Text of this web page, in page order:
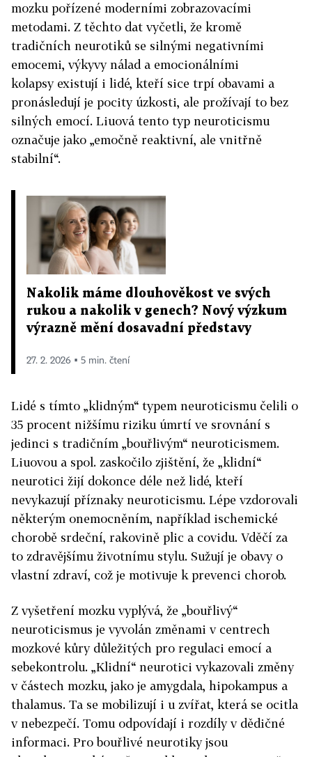
mozku pořízené moderními zobrazovacími
metodami. Z těchto dat vyčetli, že kromě
tradičních neurotiků se silnými negativními
emocemi, výkyvy nálad a emocionálními
kolapsy existují i lidé, kteří sice trpí obavami a
pronásledují je pocity úzkosti, ale prožívají to bez
silných emocí. Liuová tento typ neuroticismu
označuje jako „emočně reaktivní, ale vnitřně
stabilní“.
Nakolik máme dlouhověkost ve svých
rukou a nakolik v genech? Nový výzkum
výrazně mění dosavadní představy
27. 2. 2026 ▪ 5 min. čtení
Lidé s tímto „klidným“ typem neuroticismu čelili o
35 procent nižšímu riziku úmrtí ve srovnání s
jedinci s tradičním „bouřlivým“ neuroticismem.
Liuovou a spol. zaskočilo zjištění, že „klidní“
neurotici žijí dokonce déle než lidé, kteří
nevykazují příznaky neuroticismu. Lépe vzdorovali
některým onemocněním, například ischemické
chorobě srdeční, rakovině plic a covidu. Vděčí za
to zdravějšímu životnímu stylu. Sužují je obavy o
vlastní zdraví, což je motivuje k prevenci chorob.
Z vyšetření mozku vyplývá, že „bouřlivý“
neuroticismus je vyvolán změnami v centrech
mozkové kůry důležitých pro regulaci emocí a
sebekontrolu. „Klidní“ neurotici vykazovali změny
v částech mozku, jako je amygdala, hipokampus a
thalamus. Ta se mobilizují i u zvířat, která se ocitla
v nebezpečí. Tomu odpovídají i rozdíly v dědičné
informaci. Pro bouřlivé neurotiky jsou